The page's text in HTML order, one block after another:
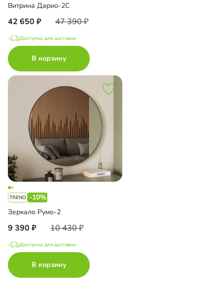
Витрина Дарио-2С
42 650 47 390
Доступно для доставки
В корзину
-10%
Зеркало Румо-2
9 390 10 430
Доступно для доставки
В корзину